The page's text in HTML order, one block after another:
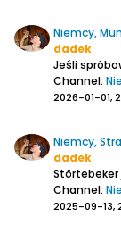
Niemcy,
dadek
Jeśli
Channel:
2026-01-01,
dadek
Channel:
2025-09-13,